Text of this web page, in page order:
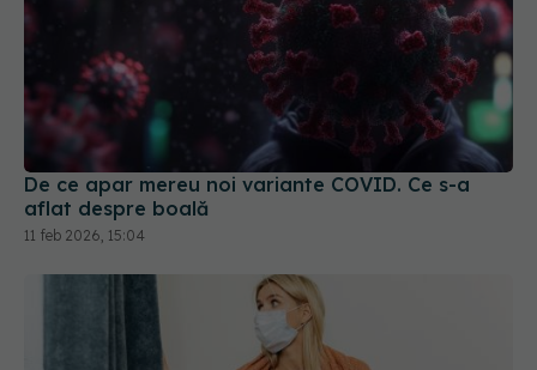
De ce apar mereu noi variante COVID. Ce s-a
aflat despre boală